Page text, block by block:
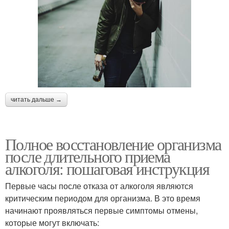
читать дальше →
Полное восстановление организма
после длительного приема
алкоголя: пошаговая инструкция
Первые часы после отказа от алкоголя являются
критическим периодом для организма. В это время
начинают проявляться первые симптомы отмены,
которые могут включать: